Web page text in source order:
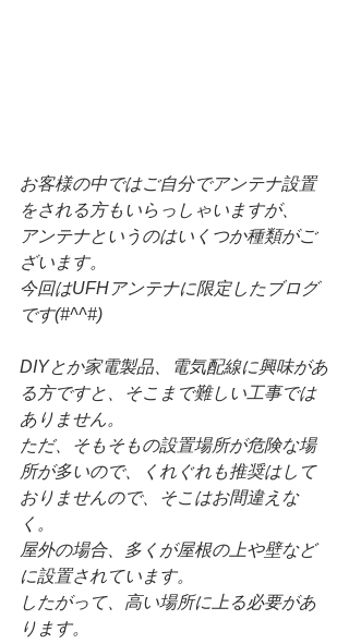
お客様の中ではご自分でアンテナ設置
をされる方もいらっしゃいますが、
アンテナというのはいくつか種類がご
ざいます。
今回はUFHアンテナに限定したブログ
です(#^^#)
DIYとか家電製品、電気配線に興味があ
る方ですと、そこまで難しい工事では
ありません。
ただ、そもそもの設置場所が危険な場
所が多いので、くれぐれも推奨はして
おりませんので、そこはお間違えな
く。
屋外の場合、多くが屋根の上や壁など
に設置されています。
したがって、高い場所に上る必要があ
ります。